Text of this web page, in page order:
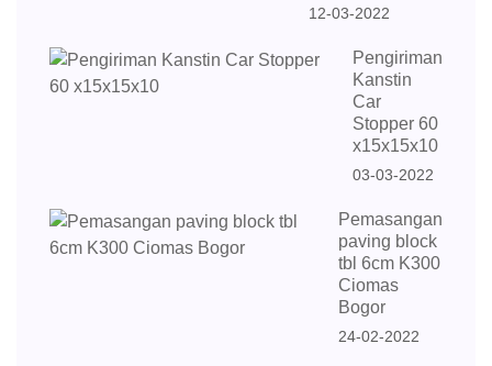
12-03-2022
Pengiriman
Kanstin
Car
Stopper 60
x15x15x10
03-03-2022
Pemasangan
paving block
tbl 6cm K300
Ciomas
Bogor
24-02-2022